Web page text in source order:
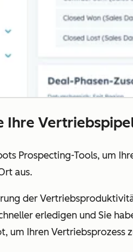
Ihre
Prospecting-Tools, um
aus.
der
erledigen und Sie
um Ihren Vertriebsprozess